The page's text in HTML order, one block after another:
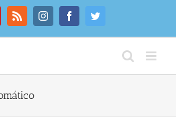
Rss InstagramFacebookTwitter